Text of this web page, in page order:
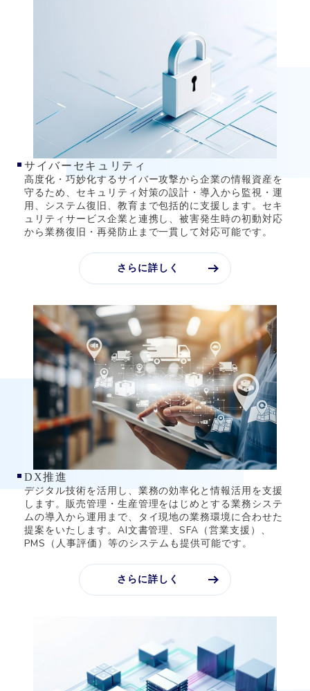
サイバーセキュリティ
高度化・巧妙化するサイバー攻撃から企業の情報資産を
守るため、セキュリティ対策の設計・導入から監視・運
用、システム復旧、教育まで包括的に支援します。セキ
ュリティサービス企業と連携し、被害発生時の初動対応
から業務復旧・再発防止まで一貫して対応可能です。
さらに詳しく
DX推進
デジタル技術を活用し、業務の効率化と情報活用を支援
します。販売管理・生産管理をはじめとする業務システ
ムの導入から運用まで、タイ現地の業務環境に合わせた
提案をいたします。AI文書管理、SFA（営業支援）、
PMS（人事評価）等のシステムも提供可能です。
さらに詳しく